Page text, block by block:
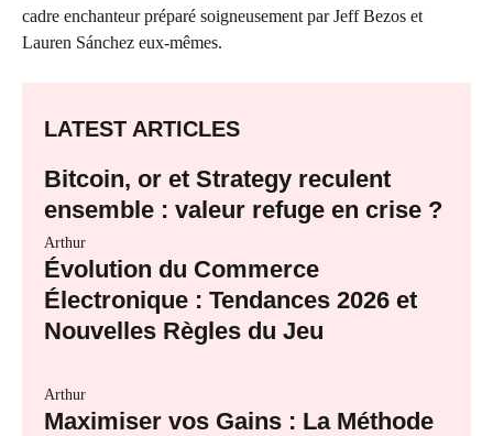
cadre enchanteur préparé soigneusement par Jeff Bezos et
Lauren Sánchez eux-mêmes.
LATEST ARTICLES
Bitcoin, or et Strategy reculent
ensemble : valeur refuge en crise ?
Arthur
Évolution du Commerce
Électronique : Tendances 2026 et
Nouvelles Règles du Jeu
Arthur
Maximiser vos Gains : La Méthode